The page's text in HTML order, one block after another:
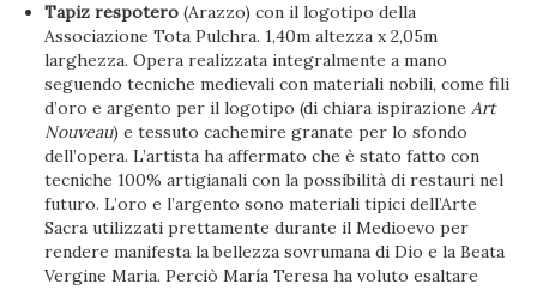
Tapiz respotero (Arazzo) con il logotipo della
Associazione Tota Pulchra. 1,40m altezza x 2,05m
larghezza. Opera realizzata integralmente a mano
seguendo tecniche medievali con materiali nobili, come fili
d’oro e argento per il logotipo (di chiara ispirazioneArt
Nouveau) e tessuto cachemire granate per lo sfondo
dell’opera. L’artista ha affermato che è stato fatto con
tecniche 100% artigianali con la possibilità di restauri nel
futuro. L’oro e l’argento sono materiali tipici dell’Arte
Sacra utilizzati prettamente durante il Medioevo per
rendere manifesta la bellezza sovrumana di Dio e la Beata
Vergine Maria. Perciò María Teresa ha voluto esaltare